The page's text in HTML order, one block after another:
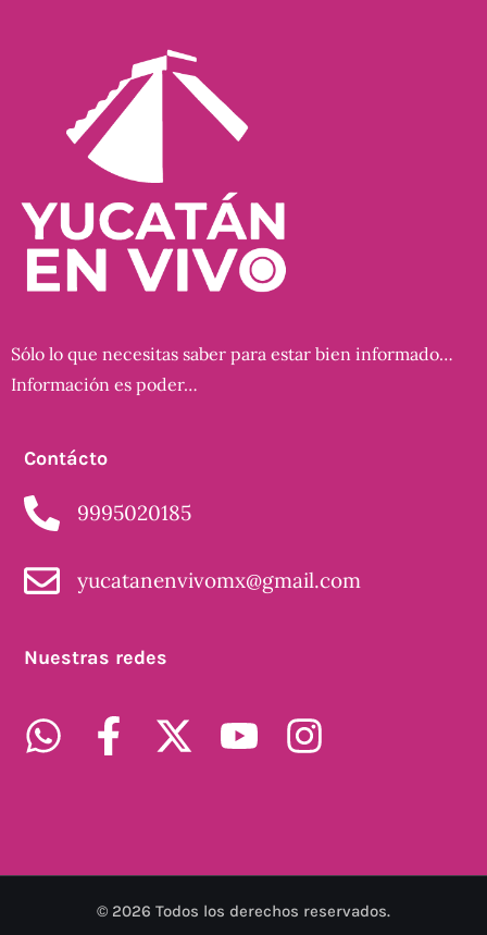
Sólo lo que necesitas saber para estar bien informado…
Información es poder…
Contácto
9995020185
yucatanenvivomx@gmail.com
Nuestras redes
© 2026 Todos los derechos reservados.